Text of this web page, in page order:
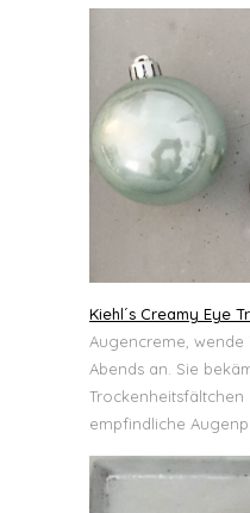
Kiehl´s Creamy Eye
Augencreme,
Abends an. Sie
empfindliche